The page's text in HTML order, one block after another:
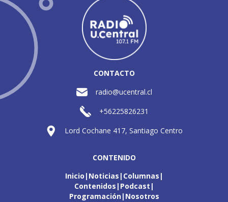
CONTACTO
radio@ucentral.cl
+56225826231
Lord Cochane 417, Santiago Centro
CONTENIDO
Inicio Noticias Columnas
Contenidos Podcast
Programación Nosotros